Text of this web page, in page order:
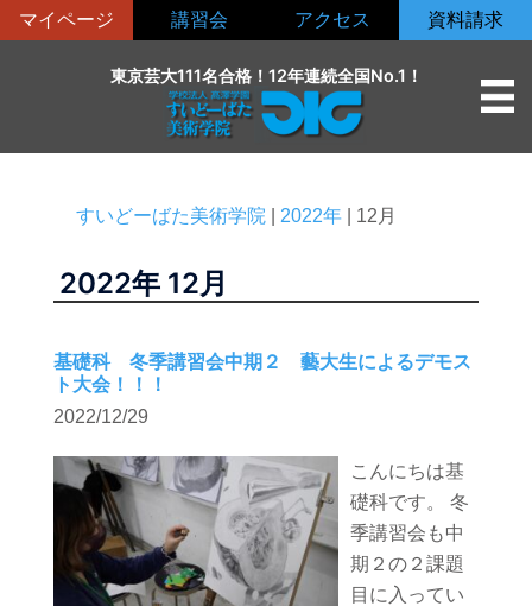
ン
マイページ 講習会 アクセス 資料請求
東京芸大111名合格！12年連続全国No.1！
すいどーばた美術学院 2022年 12月
2022年 12月
基礎科 冬季講習会中期２ 藝大生によるデモス
ト大会！！！
2022/12/29
こんにちは基
礎科です。 冬
季講習会も中
期２の２課題
目に入ってい